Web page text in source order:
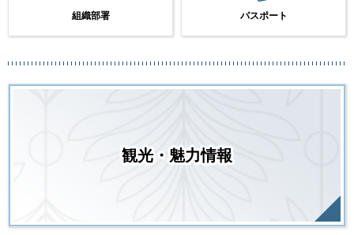
組織部署 パスポート
観光・魅力情報